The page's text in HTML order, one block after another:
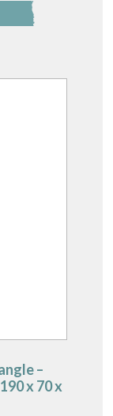
–
x 70 x